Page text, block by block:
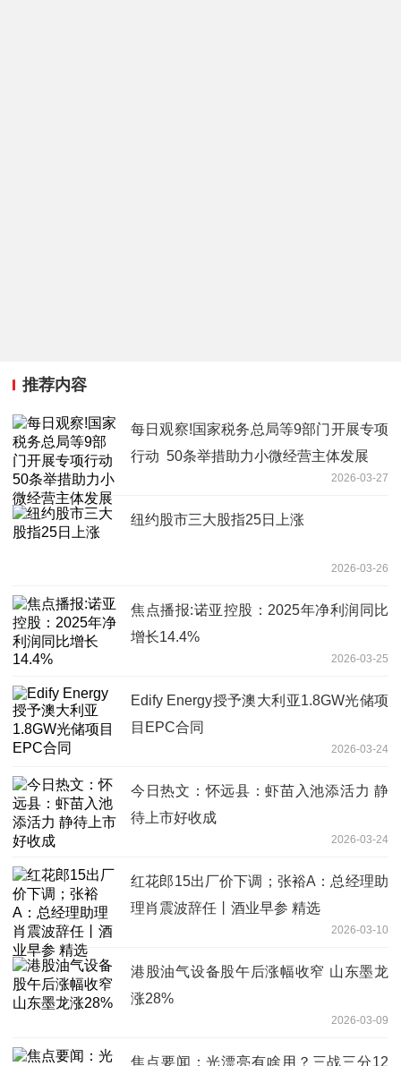
推荐内容
每日观察!国家税务总局等9部门开展专项
行动 50条举措助力小微经营主体发展
2026-03-27
纽约股市三大股指25日上涨
2026-03-26
焦点播报:诺亚控股：2025年净利润同比
增长14.4%
2026-03-25
Edify Energy授予澳大利亚1.8GW光储项
目EPC合同
2026-03-24
今日热文：怀远县：虾苗入池添活力 静
待上市好收成
2026-03-24
红花郎15出厂价下调；张裕A：总经理助
理肖震波辞任丨酒业早参 精选
2026-03-10
港股油气设备股午后涨幅收窄 山东墨龙
涨28%
2026-03-09
焦点要闻：光漂亮有啥用？三战三分12